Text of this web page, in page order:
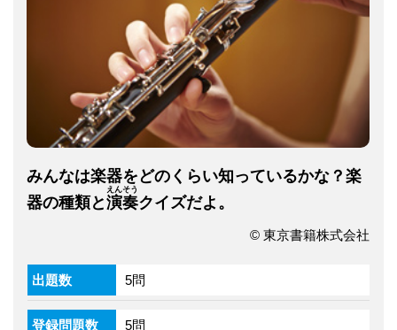
みんなは楽器をどのくらい知っているかな？楽
器の種類と演奏
えんそう
クイズだよ。
© 東京書籍株式会社
出題数 5問
登録問題数 5問